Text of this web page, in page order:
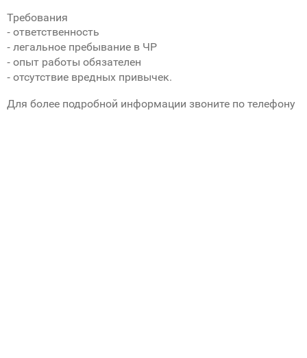
Требования
⁃ ответственность
⁃ легальное пребывание в ЧР
⁃ опыт работы обязателен
⁃ отсутствие вредных привычек.
Для более подробной информации звоните по телефону